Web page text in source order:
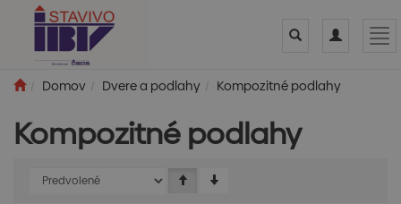
Toggle
Toggle
Domov
Dvere a podlahy Kompozitné podlahy
Kompozitné podlahy